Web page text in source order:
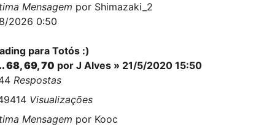
Mensagem por Shimazaki_2
2026 0:50
para Totós :)
68,69,70 por J Alves » 21/5/2020 15:50
Respostas
Visualizações
Mensagem por Kooc